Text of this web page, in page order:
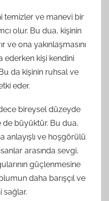
temizler ve manevi bir
olur. Bu dua, kişinin
ve ona yakınlaşmasını
ederken kişi kendini
da kişinin ruhsal ve
eder.
bireysel düzeyde
büyüktür. Bu dua,
anlayışlı ve hoşgörülü
arasında sevgi,
güçlenmesine
daha barışçıl ve
sağlar.